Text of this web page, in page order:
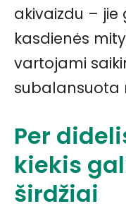
akivaizdu –
kasdienės
vartojami
subalansuota
Per
kiekis
širdžiai